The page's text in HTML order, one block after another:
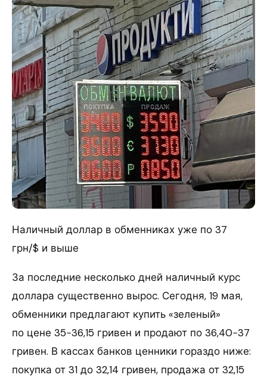
Наличный доллар в обменниках уже по 37
грн/$ и выше
За последние несколько дней наличный курс
доллара существенно вырос. Сегодня, 19 мая,
обменники предлагают купить «зеленый»
по цене 35−36,15 гривен и продают по 36,40−37
гривен. В кассах банков ценники гораздо ниже:
покупка от 31 до 32,14 гривен, продажа от 32,15